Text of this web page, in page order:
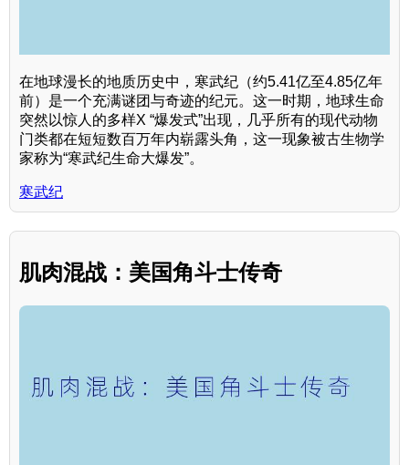
在地球漫长的地质历史中，寒武纪（约5.41亿至4.85亿年
前）是一个充满谜团与奇迹的纪元。这一时期，地球生命
突然以惊人的多样X “爆发式”出现，几乎所有的现代动物
门类都在短短数百万年内崭露头角，这一现象被古生物学
家称为“寒武纪生命大爆发”。
寒武纪
肌肉混战：美国角斗士传奇